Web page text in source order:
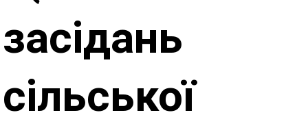
засідань
сільської